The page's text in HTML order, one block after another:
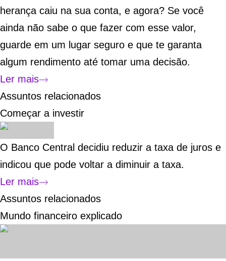
herança caiu na sua conta, e agora? Se você
ainda não sabe o que fazer com esse valor,
guarde em um lugar seguro e que te garanta
algum rendimento até tomar uma decisão.
Ler mais
Assuntos relacionados
Começar a investir
O Banco Central decidiu reduzir a taxa de juros e
indicou que pode voltar a diminuir a taxa.
Ler mais
Assuntos relacionados
Mundo financeiro explicado